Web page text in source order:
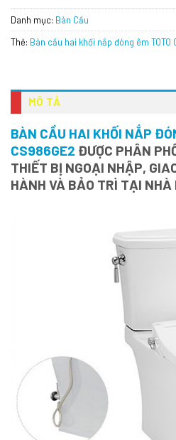
Danh mục: Bàn Cầu
Thẻ: Bàn cầu hai khối nắp đóng êm TOTO
MÔ TẢ
BÀN CẦU HAI KHỐI NẮP
CS986GE2 ĐƯỢC PHÂN
THIẾT BỊ NGOẠI NHẬP,
HÀNH VÀ BẢO TRÌ TẠI NHÀ